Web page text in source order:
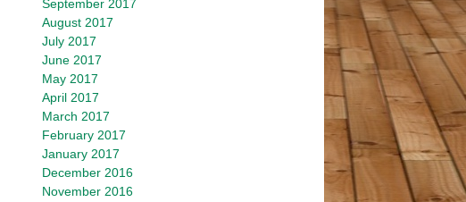
September 2017
August 2017
July 2017
June 2017
May 2017
April 2017
March 2017
February 2017
January 2017
December 2016
November 2016